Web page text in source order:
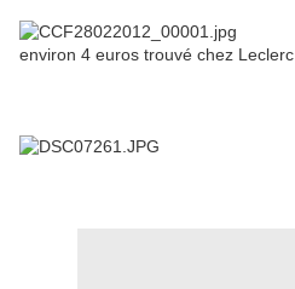
environ 4 euros trouvé chez Leclerc